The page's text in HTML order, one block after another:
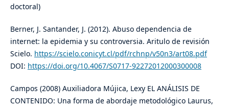
doctoral)
Berner, J. Santander, J. (2012). Abuso dependencia de
internet: la epidemia y su controversia. Aritulo de revisión
Scielo. https://scielo.conicyt.cl/pdf/rchnp/v50n3/art08.pdf
DOI: https://doi.org/10.4067/S0717-92272012000300008
Campos (2008) Auxiliadora Mújica, Lexy EL ANÁLISIS DE
CONTENIDO: Una forma de abordaje metodológico Laurus,